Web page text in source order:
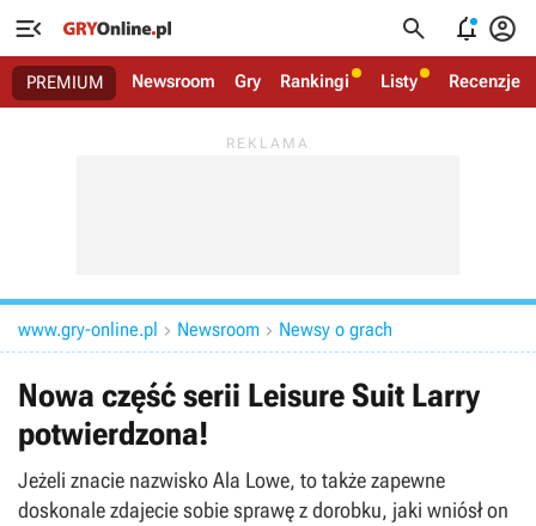
   
PREMIUM Newsroom Gry Rankingi Listy Recenzje
www.gry-online.pl  Newsroom  Newsy o grach
Nowa część serii Leisure Suit Larry
potwierdzona!
Jeżeli znacie nazwisko Ala Lowe, to także zapewne
doskonale zdajecie sobie sprawę z dorobku, jaki wniósł on